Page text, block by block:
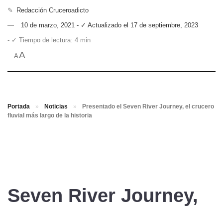
✎
Redacción Cruceroadicto
10 de marzo, 2021 - ✓ Actualizado el 17 de septiembre, 2023
- ✓ Tiempo de lectura: 4 min
AA
Portada » Noticias »
Presentado el Seven River Journey, el crucero
fluvial más largo de la historia
Seven River Journey,